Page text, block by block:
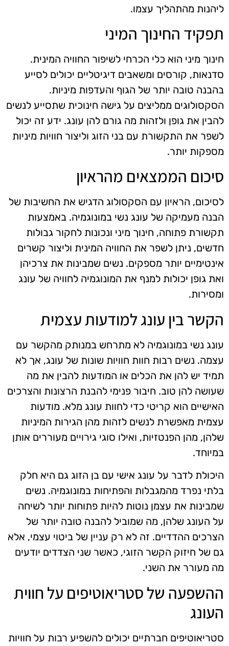
ליהנות מהתהליך עצמו.
תפקיד החינוך המיני
חינוך מיני הוא כלי הכרחי לשיפור החוויה המינית.
סדנאות, קורסים ומשאבים דיגיטליים יכולים לסייע
בהבנה טובה יותר של הגוף והעדפות מיניות.
הסקסולוגים ממליצים על גישה חינוכית שתסייע לנשים
להבין את גופן ולזהות מה גורם להן עונג. ידע זה יכול
לשפר את התקשורת עם בני הזוג וליצור חוויות מיניות
מספקות יותר.
סיכום הממצאים מהראיון
לסיכום, הראיון עם הסקסולוג הדגיש את החשיבות של
הבנה מעמיקה של עונג נשי במונוגמיה. באמצעות
תקשורת פתוחה, חינוך מיני ונכונות לחקור גבולות
חדשים, ניתן לשפר את החוויה המינית וליצור קשרים
אינטימיים יותר מספקים. נשים שמבינות את צרכיהן
ואת גופן יכולות למנף את המונוגמיה לחוויה של עונג
ומסירות.
הקשר בין עונג למודעות עצמית
עונג נשי במונוגמיה לא מתרחש במנותק מהקשר עם
עצמה. נשים רבות חוות חוויות שונות של עונג, אך לא
תמיד יש להן את הכלים או המודעות להבין את מה
שעושה להן טוב. חיבור פנימי להבנת הרצונות והצרכים
האישיים הוא קריטי כדי לחוות עונג מלא. מודעות
עצמית מאפשרת לנשים לזהות מהן הגירות המיניות
שלהן, מהן הפנטזיות, ואילו סוגי גירויים מעוררים אותן
במיוחד.
היכולת לדבר על עונג אישי עם בן הזוג גם היא חלק
בלתי נפרד מהמגבלות והפתיחות במונוגמיה. נשים
שמבינות את עצמן נוטות להיות פתוחות יותר לשיחה
על העונג שלהן, מה שמוביל להבנה טובה יותר של
הצרכים ההדדיים. זה לא רק עניין של ביטוי עצמי, אלא
גם של חיזוק הקשר הזוגי, כאשר שני הצדדים יודעים
מה מעורר את השני.
ההשפעה של סטריאוטיפים על חווית
העונג
סטריאוטיפים חברתיים יכולים להשפיע רבות על חוויות